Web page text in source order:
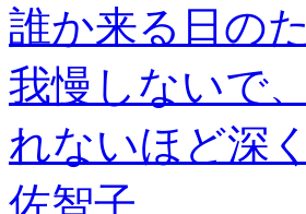
誰か来る日の
我慢しないで
れないほど深
佐智子